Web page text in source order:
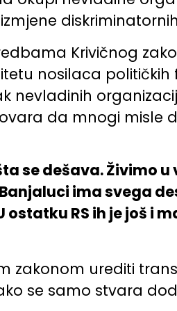
Krivičnog
nosilaca političkih
nevladinih
da mnogi misle
se dešava. Živimo
ima svega
RS ih je još i
zakonom urediti
se samo stvara